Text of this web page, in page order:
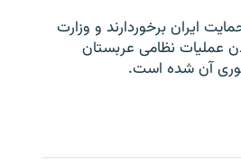
ایران برخوردارند و وزارت
عملیات نظامی عربستان
آن شده است.